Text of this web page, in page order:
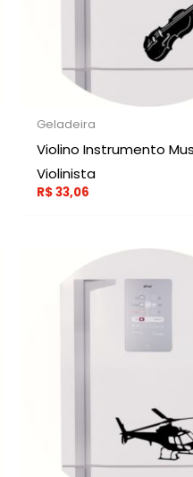
Geladeira
Violino Instrumento
Violinista
R$33,06